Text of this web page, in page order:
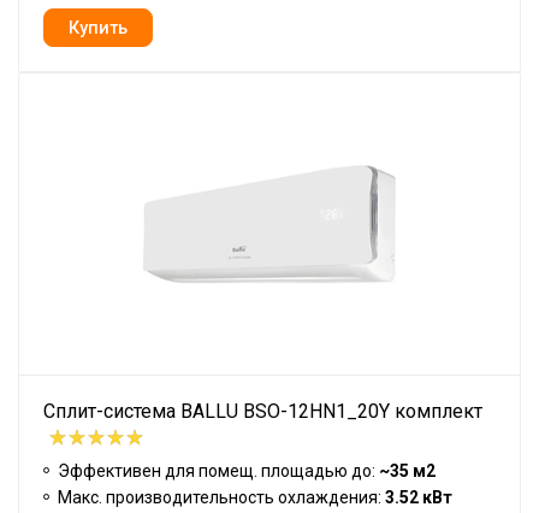
Сплит-система BALLU BSO-12HN1_20Y комплект
Эффективен для помещ. площадью до: ~35 м2
Макс. производительность охлаждения: 3.52 кВт